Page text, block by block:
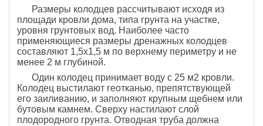
Размеры колодцев рассчитывают исходя из
площади кровли дома, типа грунта на участке,
уровня грунтовых вод. Наиболее часто
применяющиеся размеры дренажных колодцев
составляют 1,5x1,5 м по верхнему периметру и не
менее 2 м глубиной.
Один колодец принимает воду с 25 м2 кровли.
Колодец выстилают геотканью, препятствующей
его заиливанию, и заполняют крупным щебнем или
бутовым камнем. Сверху настилают слой
плодородного грунта. Отводная труба должна